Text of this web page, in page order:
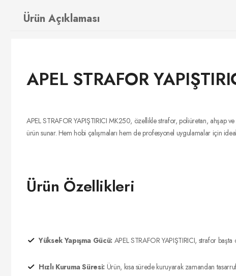
Ürün Açıklaması
APEL STRAFOR
APEL STRAFOR YAPIŞTIRICI MK250, özellikle strafor, poliüretan, ahşap
ürün sunar. Hem hobi çalışmaları hem de profesyonel uygulamalar için
Ürün Özellikleri
Yüksek Yapışma Gücü: APEL STRAFOR YAPIŞTIRICI, strafor
Hızlı Kuruma Süresi: Ürün, kısa sürede kuruyarak zamandan